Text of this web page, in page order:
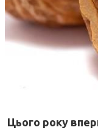
Цього року